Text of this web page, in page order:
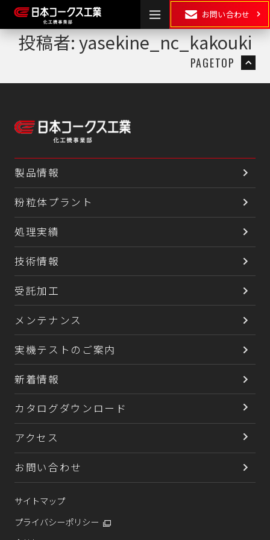
分散
乾式粉砕
混合
乾燥･造粒
複合化
冷却
粉粒体プラント
処理実績
技術情報
メンテナンス
新着情報
お問い合わせ
投稿者:yasekine_nc_kakouki
PAGETOP
製品情報
粉粒体プラント
処理実績
技術情報
受託加工
メンテナンス
実機テストのご案内
新着情報
カタログダウンロード
アクセス
お問い合わせ
サイトマップ
プライバシーポリシー